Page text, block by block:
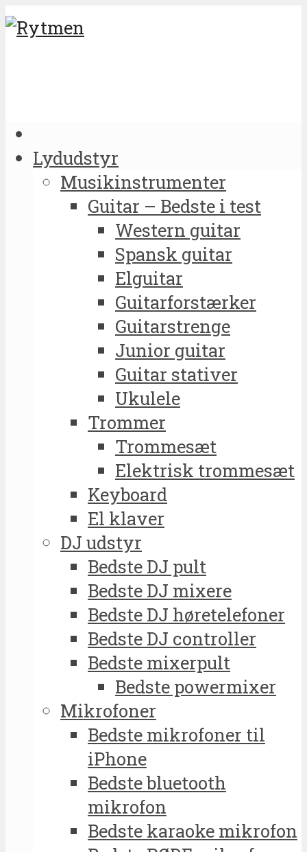
Lydudstyr
Musikinstrumenter
Guitar – Bedste i test
Western guitar
Spansk guitar
Elguitar
Guitarforstærker
Guitarstrenge
Junior guitar
Guitar stativer
Ukulele
Trommer
Trommesæt
Elektrisk trommesæt
Keyboard
El klaver
DJ udstyr
Bedste DJ pult
Bedste DJ mixere
Bedste DJ høretelefoner
Bedste DJ controller
Bedste mixerpult
Bedste powermixer
Mikrofoner
Bedste mikrofoner til
iPhone
Bedste bluetooth
mikrofon
Bedste karaoke mikrofon